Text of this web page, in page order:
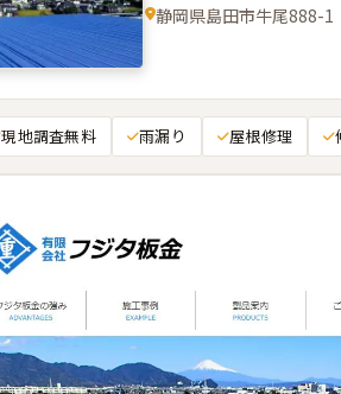
静岡県島田市牛尾888-1
現地調査無料 雨漏り 屋根修理